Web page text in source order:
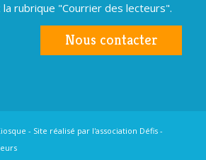
rubrique "Courrier des lecteurs".
Nous contacter
- Site réalisé par l'association Défis-